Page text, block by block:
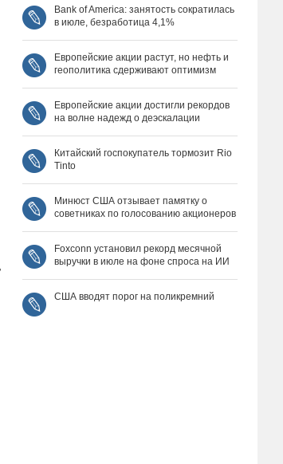
Bank of America: занятость сократилась
в июле, безработица 4,1%
Европейские акции растут, но нефть и
геополитика сдерживают оптимизм
Европейские акции достигли рекордов
на волне надежд о деэскалации
Китайский госпокупатель тормозит Rio
Tinto
Минюст США отзывает памятку о
советниках по голосованию акционеров
Foxconn установил рекорд месячной
выручки в июле на фоне спроса на ИИ
США вводят порог на поликремний